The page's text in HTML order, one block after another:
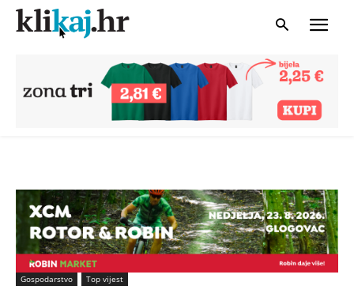
Gospodarstvo Top vijest